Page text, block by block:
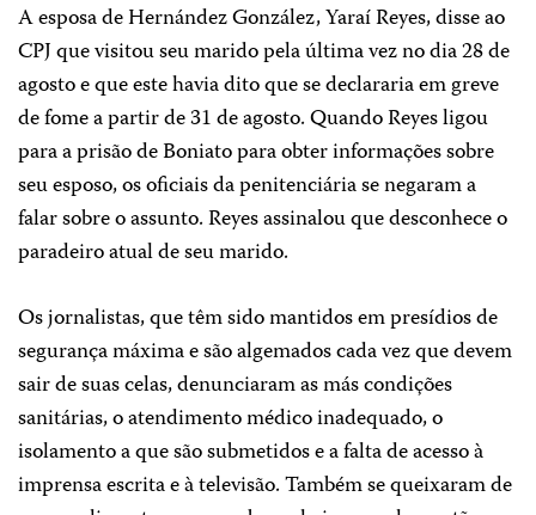
A esposa de Hernández González, Yaraí Reyes, disse ao
CPJ que visitou seu marido pela última vez no dia 28 de
agosto e que este havia dito que se declararia em greve
de fome a partir de 31 de agosto. Quando Reyes ligou
para a prisão de Boniato para obter informações sobre
seu esposo, os oficiais da penitenciária se negaram a
falar sobre o assunto. Reyes assinalou que desconhece o
paradeiro atual de seu marido.
Os jornalistas, que têm sido mantidos em presídios de
segurança máxima e são algemados cada vez que devem
sair de suas celas, denunciaram as más condições
sanitárias, o atendimento médico inadequado, o
isolamento a que são submetidos e a falta de acesso à
imprensa escrita e à televisão. Também se queixaram de